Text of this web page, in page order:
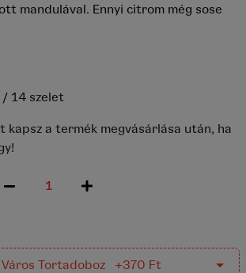
mandulával. Ennyi citrom még sose
/ 14 szelet
kapsz a termék megvásárlása után, ha
Város Tortadoboz +370 Ft